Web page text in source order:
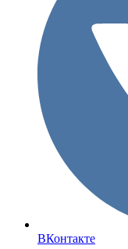
ВКонтакте